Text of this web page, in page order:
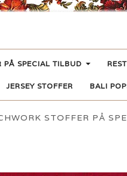
PÅ SPECIAL TILBUD
JERSEY STOFFER BALI
STOFFER PÅ